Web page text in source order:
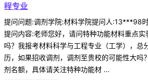
程专业
提问问题:调剂学院:材料学院提问人:13***98
提问内容:老师您好，请问特种功能材料重点实
吗？我报考材料科学与工程专业（工学），总
历，如果招收调剂，调剂至贵校的可能性大吗
剂名额，具体请关注特种功能材 ...